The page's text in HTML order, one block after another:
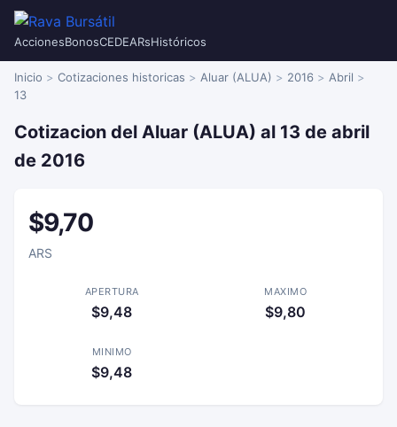
AccionesBonosCEDEARsHistóricos
Inicio Cotizaciones historicas Aluar (ALUA) 2016
Abril
13
Cotizacion del Aluar (ALUA) al 13 de abril
de 2016
$9,70
ARS
APERTURA
$9,48
MAXIMO
$9,80
MINIMO
$9,48